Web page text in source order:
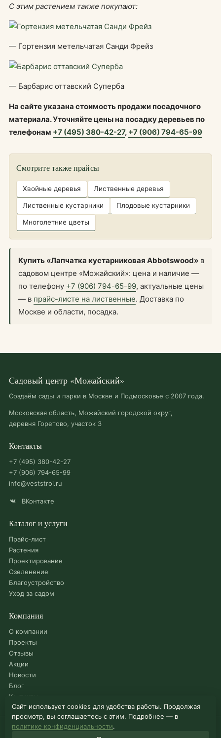
С этим растением также покупают:
— Гортензия метельчатая Санди Фрейз
— Барбарис оттавский Суперба
На сайте указана стоимость продажи посадочного
материала. Уточняйте цены на посадку деревьев по
телефонам +7 (495) 380-42-27, +7 (906) 794-65-99
Смотрите также прайсы
Хвойные деревья Лиственные деревья
Лиственные кустарники Плодовые кустарники
Многолетние цветы
Купить «Лапчатка кустарниковая Abbotswood» в
садовом центре «Можайский»: цена и наличие —
по телефону +7 (906) 794-65-99, актуальные цены
— в прайс-листе на лиственные. Доставка по
Москве и области, посадка.
Садовый центр «Можайский»
Создаём сады и парки в Москве и Подмосковье с 2007 года.
Московская область, Можайский городской округ,
деревня Горетово, участок 3
Контакты
+7 (495) 380-42-27
+7 (906) 794-65-99
info@veststroi.ru
ВКонтакте
Каталог и услуги
Прайс-лист
Растения
Проектирование
Озеленение
Благоустройство
Уход за садом
Компания
О компании
Проекты
Отзывы
Акции
Новости
Блог
Контакты
© 2026 Садовый центр «Можайский»
Сайт использует cookies для удобства работы. Продолжая
просмотр, вы соглашаетесь с этим. Подробнее — в
политике конфиденциальности.